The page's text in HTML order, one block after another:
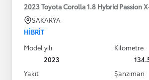
2023 Toyota Corolla 1.8 Hybrid Passion X-
SAKARYA
HIBRIT
Model yılı
2023
Kilometre
Yakıt
Şanzıman